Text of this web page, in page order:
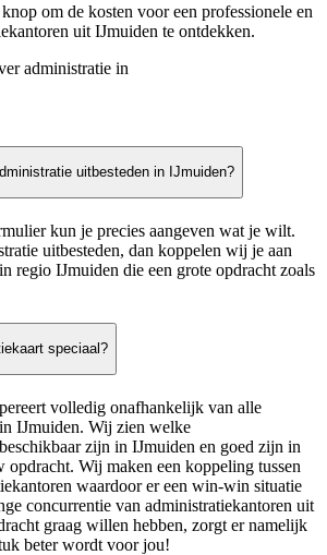
om de kosten voor een professionele en
uit IJmuiden te ontdekken.
administratie in
uitbesteden in IJmuiden?
kun je precies aangeven wat je wilt.
uitbesteden, dan koppelen wij je aan
regio IJmuiden die een grote opdracht zoals
speciaal?
volledig onafhankelijk van alle
IJmuiden. Wij zien welke
zijn in IJmuiden en goed zijn in
opdracht. Wij maken een koppeling tussen
waardoor er een win-win situatie
concurrentie van administratiekantoren uit
graag willen hebben, zorgt er namelijk
beter wordt voor jou!